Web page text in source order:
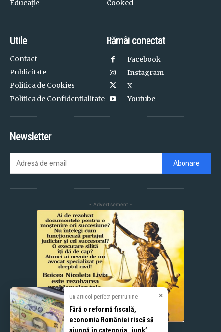
Educație
Cooked
Utile
Contact
Publicitate
Politica de Cookies
Politica de Confidentialitate
Rămâi conectat
Facebook
Instagram
X
Youtube
Newsletter
Abonare
- Advertisement -
×
Un articol perfect pentru tine
Fără o reformă fiscală,
economia României riscă să
ajungă în categoria „junk”.